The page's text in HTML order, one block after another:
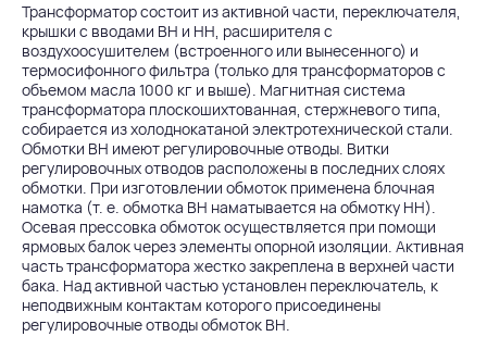
Трансформатор состоит из активной части, переключателя,
крышки с вводами ВН и НН, расширителя с
воздухоосушителем (встроенного или вынесенного) и
термосифонного фильтра (только для трансформаторов с
объемом масла 1000 кг и выше). Магнитная система
трансформатора плоскошихтованная, стержневого типа,
собирается из холоднокатаной электротехнической стали.
Обмотки ВН имеют регулировочные отводы. Витки
регулировочных отводов расположены в последних слоях
обмотки. При изготовлении обмоток применена блочная
намотка (т. е. обмотка ВН наматывается на обмотку НН).
Осевая прессовка обмоток осуществляется при помощи
ярмовых балок через элементы опорной изоляции. Активная
часть трансформатора жестко закреплена в верхней части
бака. Над активной частью установлен переключатель, к
неподвижным контактам которого присоединены
регулировочные отводы обмоток ВН.